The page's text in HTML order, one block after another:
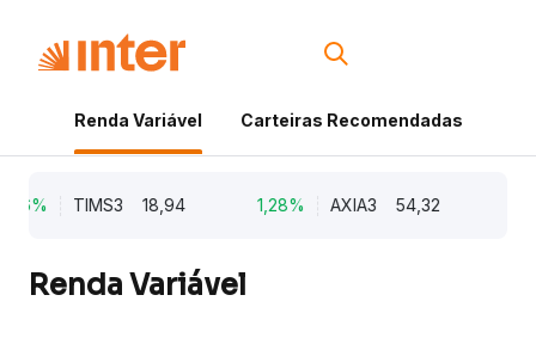
Renda Variável Carteiras Recomendadas
TIMS3 18,94 1,28% AXIA3 54,32
Renda Variável